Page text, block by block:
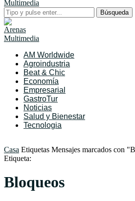
Búsqueda
AM Worldwide
Agroindustria
Beat & Chic
Economía
Empresarial
GastroTur
Noticias
Salud y Bienestar
Tecnologia
Casa Etiquetas Mensajes marcados con
Etiqueta:
Bloqueos